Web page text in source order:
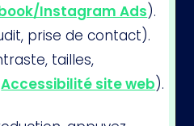
Instagram Ads).
prise de contact).
tailles,
Accessibilité site web).